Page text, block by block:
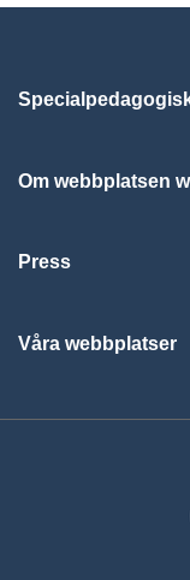
Om webbplatsen
Press
Våra webbplatser